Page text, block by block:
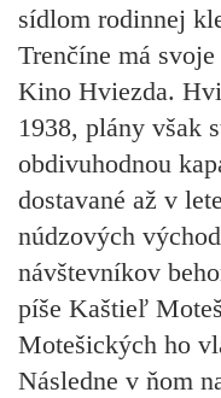
sídlom rodinnej
Trenčíne má
Kino Hviezda.
1938, plány však
obdivuhodnou
dostavané až v
núdzových
návštevníkov
píše Kaštieľ
Motešických ho
Následne v ňom